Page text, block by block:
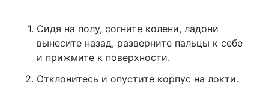
Сидя на полу, согните колени, ладони
вынесите назад, разверните пальцы к себе
и прижмите к поверхности.
Отклонитесь и опустите корпус на локти.